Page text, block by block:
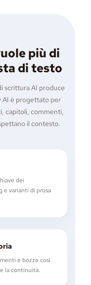
più di
di testo
scrittura AI produce
AI è progettato per
capitoli, commenti,
il contesto.
dei
e varianti di prosa
e bozze così
la continuità.